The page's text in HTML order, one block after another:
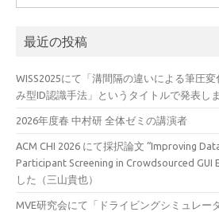
索:
最近の投稿
WISS2025にて「溝間隔の違いによる筆圧
み型ID認識手法」というタイトルで発表し
2026年度春 中村研 全体ゼミの講演者
ACM CHI 2026 にて採択論文 “Improving
Participant Screening in Crowdsourced GUI
した（三山貴也）
MVE研究会にて「ドライビングシミュレー